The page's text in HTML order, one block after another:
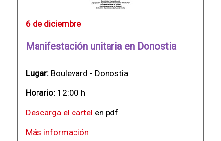
6 de diciembre
Manifestación unitaria en Donostia
Lugar: Boulevard - Donostia
Horario: 12:00 h
Descarga el cartel en pdf
Más información